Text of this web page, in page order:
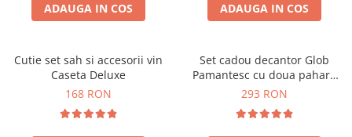
ADAUGA IN COS ADAUGA IN COS
Cutie set sah si accesorii vin
Caseta Deluxe
168 RON
Set cadou decantor Glob
Pamantesc cu doua pahare
Deluxe
293 RON